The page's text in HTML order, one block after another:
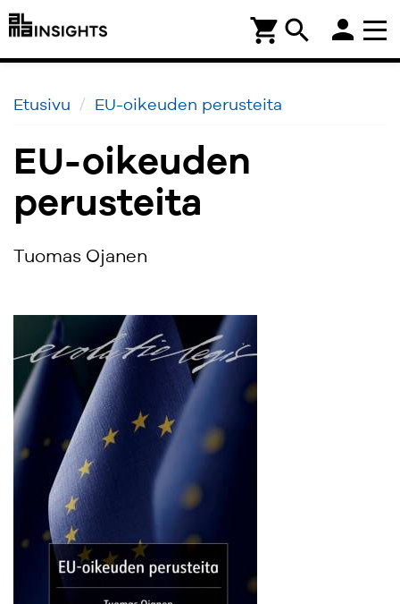
search
shopping_cart person
Etusivu EU-oikeuden perusteita
EU-oikeuden
perusteita
Tuomas Ojanen